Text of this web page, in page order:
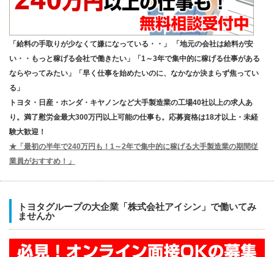
「給料の手取りが少なくて嫌になっている・・」 「地元の会社は給料が安
い・・もっと稼げる会社で働きたい」「1～3年で集中的に稼げる仕事がある
ならやってみたい」「早く仕事を始めたいのに、なかなか決まらず焦ってい
る」
トヨタ・日産・ホンダ・キヤノンなど大手製造業の工場40社以上の求人あ
り。満了慰労金最大300万円以上可能の仕事も。応募資格は18才以上・未経
験大歓迎！
★「最初の半年で240万円も！1～2年で集中的に稼げる大手製造業の期間従
業員がおすすめ！」
トヨタグループの大企業「株式会社アイシン」で働いてみ
ませんか